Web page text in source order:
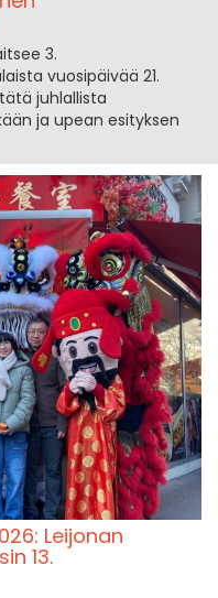
3.
vuosipäivää 21.
juhlallista
ja upean esityksen
Leijonan
13.